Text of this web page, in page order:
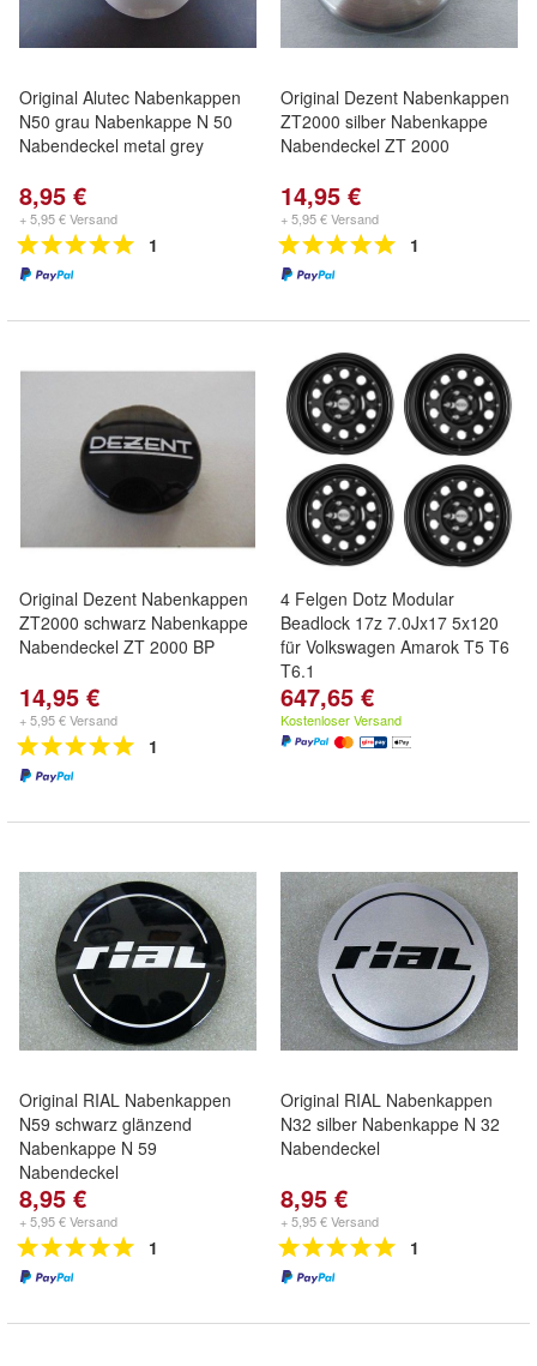
Original Alutec Nabenkappen
N50 grau Nabenkappe N 50
Nabendeckel metal grey
8,95 €
+ 5,95 € Versand
1
Original Dezent Nabenkappen
ZT2000 silber Nabenkappe
Nabendeckel ZT 2000
14,95 €
+ 5,95 € Versand
1
Original Dezent Nabenkappen
ZT2000 schwarz Nabenkappe
Nabendeckel ZT 2000 BP
14,95 €
+ 5,95 € Versand
1
4 Felgen Dotz Modular
Beadlock 17z 7.0Jx17 5x120
für Volkswagen Amarok T5 T6
T6.1
647,65 €
Kostenloser Versand
Original RIAL Nabenkappen
N59 schwarz glänzend
Nabenkappe N 59
Nabendeckel
8,95 €
+ 5,95 € Versand
1
Original RIAL Nabenkappen
N32 silber Nabenkappe N 32
Nabendeckel
8,95 €
+ 5,95 € Versand
1